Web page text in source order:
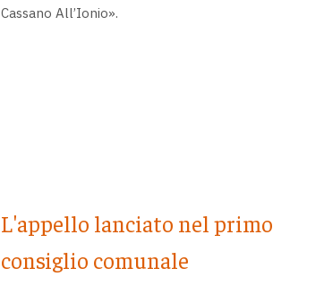
Cassano All’Ionio».
L'appello lanciato nel primo
consiglio comunale